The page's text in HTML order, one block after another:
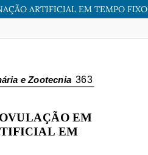
ARTIFICIAL EM TEMPO FIXO